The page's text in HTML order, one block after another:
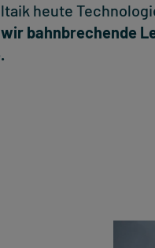
heute
bahnbrechende